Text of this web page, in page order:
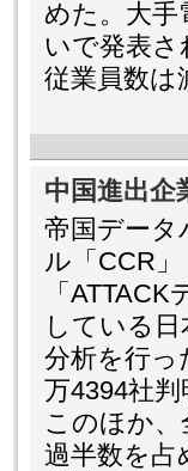
めた。大手
いで発表
従業員数は
中国進出企
帝国データ
ル「CCR
「
している
分析を行っ
万4394社
このほか、
過半数を占